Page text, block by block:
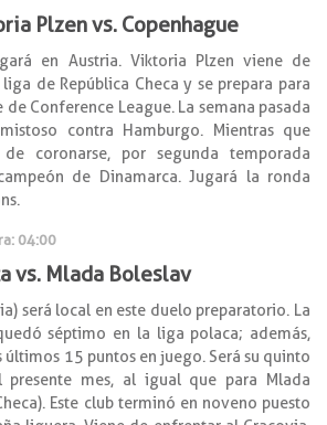
Plzen vs. Copenhague
en Austria. Viktoria Plzen viene de
de República Checa y se prepara para
Conference League. La semana pasada
contra Hamburgo. Mientras que
de coronarse, por segunda temporada
de Dinamarca. Jugará la ronda
04:00
vs. Mlada Boleslav
será local en este duelo preparatorio. La
séptimo en la liga polaca; además,
últimos 15 puntos en juego. Será su quinto
presente mes, al igual que para Mlada
Este club terminó en noveno puesto